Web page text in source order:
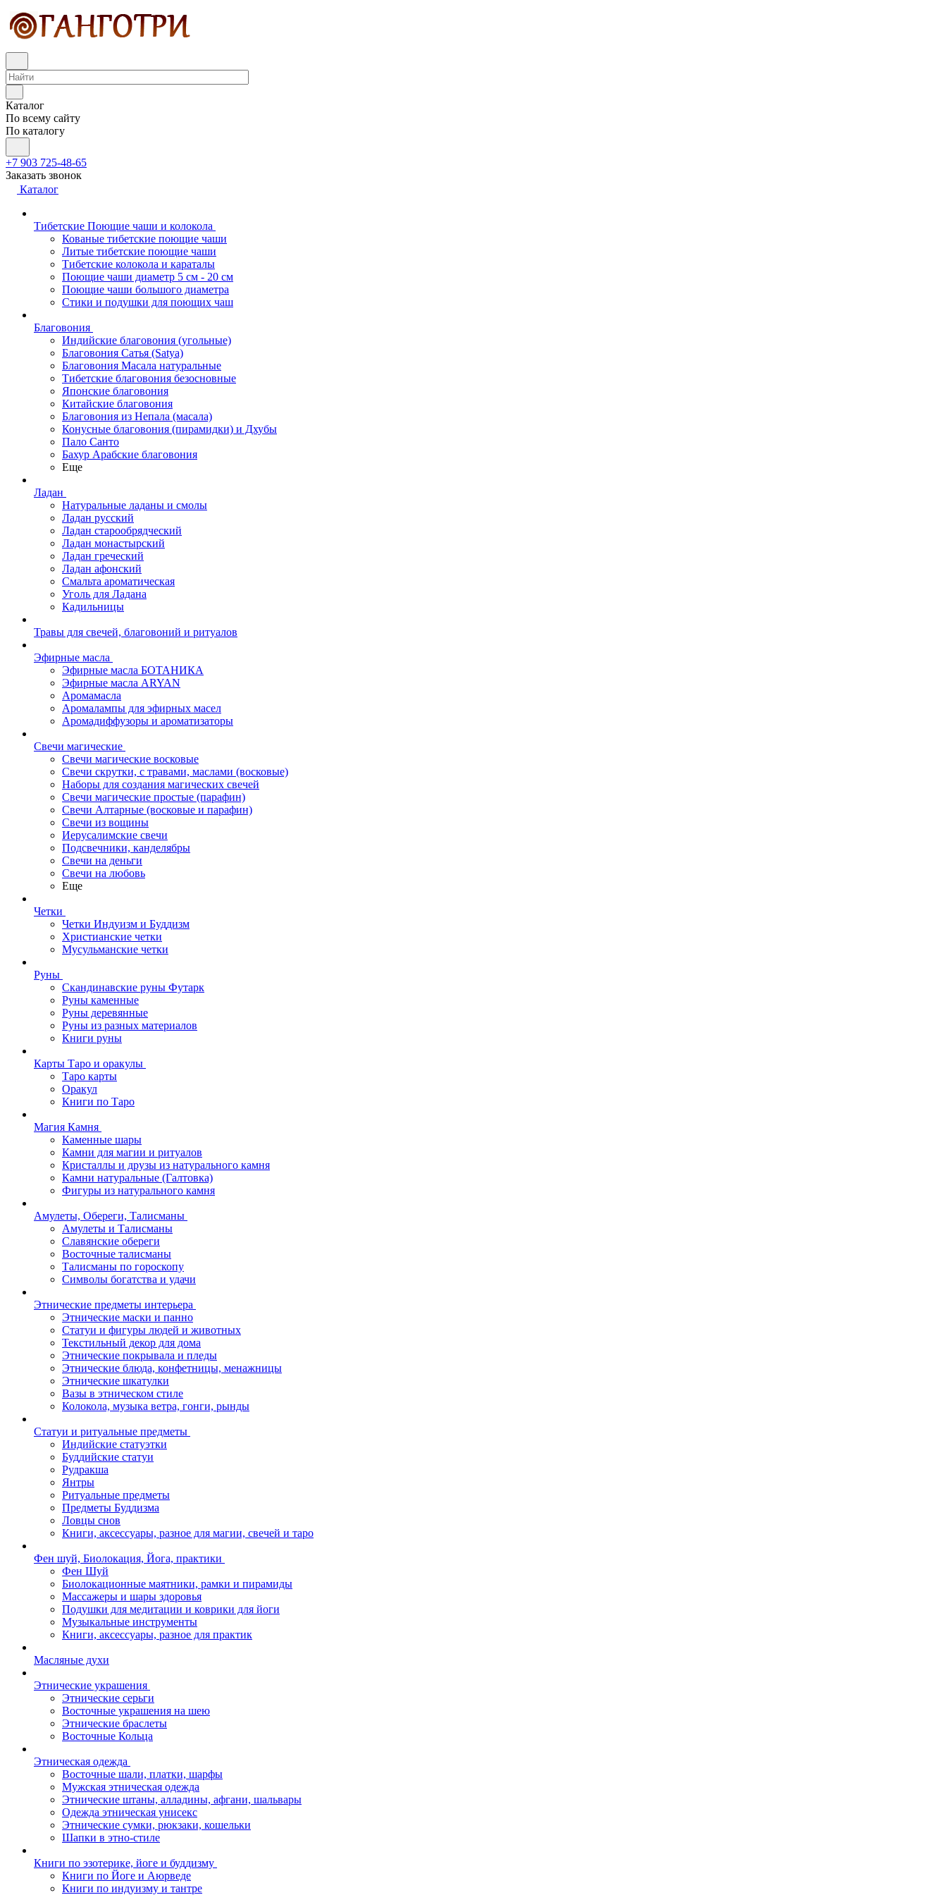
Каталог
По всему сайту
По каталогу
+7 903 725-48-65
Заказать звонок
Каталог
Тибетские Поющие чаши и колокола
Кованые тибетские поющие чаши
Литые тибетские поющие чаши
Тибетские колокола и караталы
Поющие чаши диаметр 5 см - 20 см
Поющие чаши большого диаметра
Стики и подушки для поющих чаш
Благовония
Индийские благовония (угольные)
Благовония Сатья (Satya)
Благовония Масала натуральные
Тибетские благовония безосновные
Японские благовония
Китайские благовония
Благовония из Непала (масала)
Конусные благовония (пирамидки) и Дхубы
Пало Санто
Бахур Арабские благовония
Еще
Ладан
Натуральные ладаны и смолы
Ладан русский
Ладан старообрядческий
Ладан монастырский
Ладан греческий
Ладан афонский
Смальта ароматическая
Уголь для Ладана
Кадильницы
Травы для свечей, благовоний и ритуалов
Эфирные масла
Эфирные масла БОТАНИКА
Эфирные масла ARYAN
Аромамасла
Аромалампы для эфирных масел
Аромадиффузоры и ароматизаторы
Свечи магические
Свечи магические восковые
Свечи скрутки, с травами, маслами (восковые)
Наборы для создания магических свечей
Свечи магические простые (парафин)
Свечи Алтарные (восковые и парафин)
Свечи из вощины
Иерусалимские свечи
Подсвечники, канделябры
Свечи на деньги
Свечи на любовь
Еще
Четки
Четки Индуизм и Буддизм
Христианские четки
Мусульманские четки
Руны
Скандинавские руны Футарк
Руны каменные
Руны деревянные
Руны из разных материалов
Книги руны
Карты Таро и оракулы
Таро карты
Оракул
Книги по Таро
Магия Камня
Каменные шары
Камни для магии и ритуалов
Кристаллы и друзы из натурального камня
Камни натуральные (Галтовка)
Фигуры из натурального камня
Амулеты, Обереги, Талисманы
Амулеты и Талисманы
Славянские обереги
Восточные талисманы
Талисманы по гороскопу
Символы богатства и удачи
Этнические предметы интерьера
Этнические маски и панно
Статуи и фигуры людей и животных
Текстильный декор для дома
Этнические покрывала и пледы
Этнические блюда, конфетницы, менажницы
Этнические шкатулки
Вазы в этническом стиле
Колокола, музыка ветра, гонги, рынды
Статуи и ритуальные предметы
Индийские статуэтки
Буддийские статуи
Рудракша
Янтры
Ритуальные предметы
Предметы Буддизма
Ловцы снов
Книги, аксессуары, разное для магии, свечей и таро
Фен шуй, Биолокация, Йога, практики
Фен Шуй
Биолокационные маятники, рамки и пирамиды
Массажеры и шары здоровья
Подушки для медитации и коврики для йоги
Музыкальные инструменты
Книги, аксессуары, разное для практик
Масляные духи
Этнические украшения
Этнические серьги
Восточные украшения на шею
Этнические браслеты
Восточные Кольца
Этническая одежда
Восточные шали, платки, шарфы
Мужская этническая одежда
Этнические штаны, алладины, афгани, шальвары
Одежда этническая унисекс
Этнические сумки, рюкзаки, кошельки
Шапки в этно-стиле
Книги по эзотерике, йоге и буддизму
Книги по Йоге и Аюрведе
Книги по индуизму и тантре